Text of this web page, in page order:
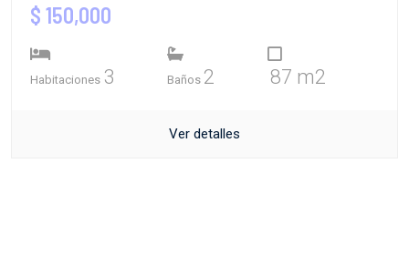
$ 150,000
Habitaciones 3 Baños 2 87 m2
Ver detalles